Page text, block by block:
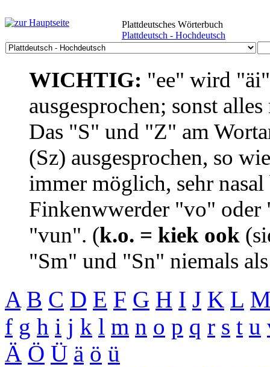
Plattdeutsches Wörterbuch
Plattdeutsch - Hochdeutsch
WICHTIG: "ee" wird
ausgesprochen; sonst
Das "S" und "Z" am
(Sz) ausgesprochen, so
immer möglich, sehr
Finkenwwerder "vo"
"vun". (k.o. = kiek ook
"Sm" und "Sn" niemals
A B C D E F G H I J K L
f g h i j k l m n o p q r s t u
Ä Ö Ü ä ö ü